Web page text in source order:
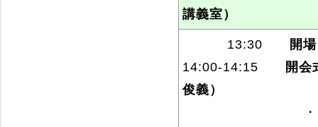
講義室）
13:30
開場
14:00-14:15
開会
俊義）
・開